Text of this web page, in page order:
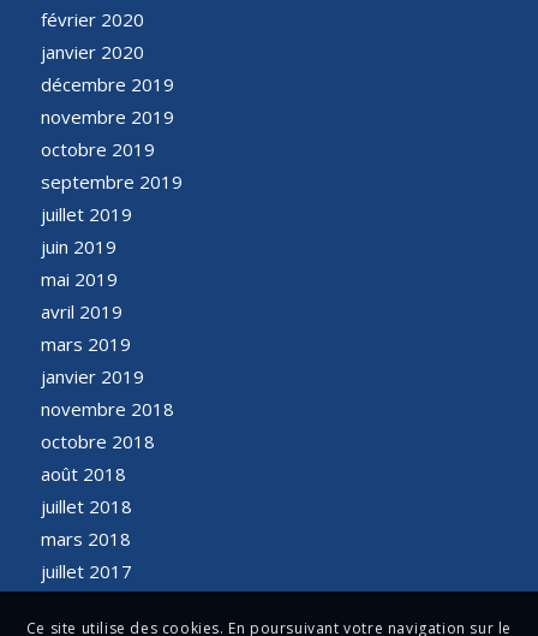
février 2020
janvier 2020
décembre 2019
novembre 2019
octobre 2019
septembre 2019
juillet 2019
juin 2019
mai 2019
avril 2019
mars 2019
janvier 2019
novembre 2018
octobre 2018
août 2018
juillet 2018
mars 2018
juillet 2017
Ce site utilise des cookies. En poursuivant votre navigation sur le